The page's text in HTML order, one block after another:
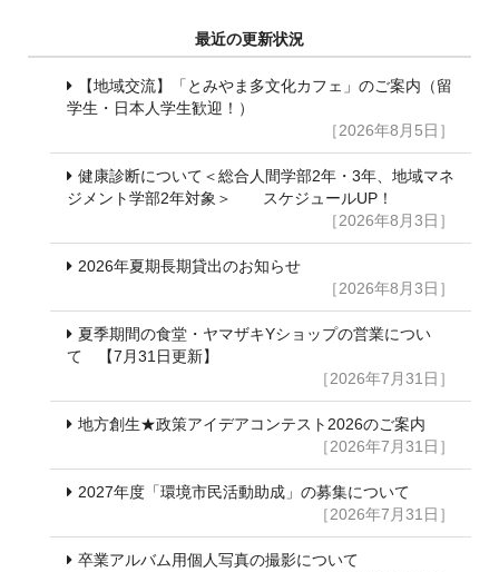
最近の更新状況
【地域交流】「とみやま多文化カフェ」のご案内（留
学生・日本人学生歓迎！）
［2026年8月5日］
健康診断について＜総合人間学部2年・3年、地域マネ
ジメント学部2年対象＞ スケジュールUP！
［2026年8月3日］
2026年夏期長期貸出のお知らせ
［2026年8月3日］
夏季期間の食堂・ヤマザキYショップの営業につい
て 【7月31日更新】
［2026年7月31日］
地方創生★政策アイデアコンテスト2026のご案内
［2026年7月31日］
2027年度「環境市民活動助成」の募集について
［2026年7月31日］
卒業アルバム用個人写真の撮影について